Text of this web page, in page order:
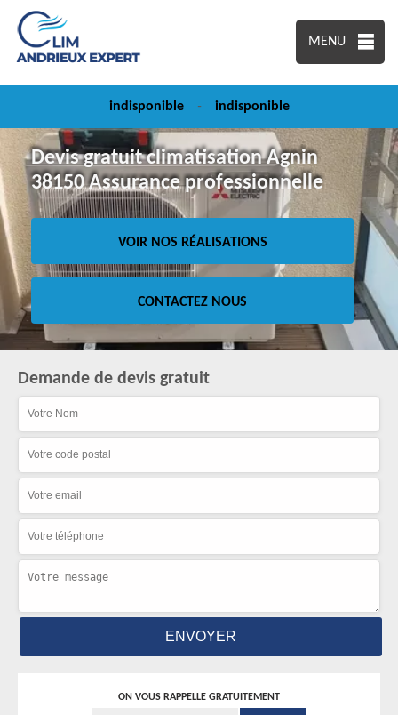
MENU
indisponible - indisponible
Devis gratuit climatisation Agnin
38150 Assurance professionnelle
VOIR NOS RÉALISATIONS
CONTACTEZ NOUS
Demande de devis gratuit
ON VOUS RAPPELLE GRATUITEMENT